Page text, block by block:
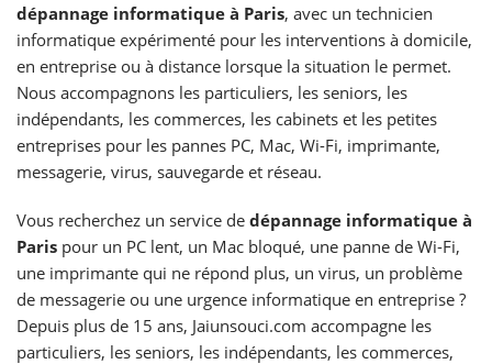
dépannage informatique à Paris, avec un technicien
informatique expérimenté pour les interventions à domicile,
en entreprise ou à distance lorsque la situation le permet.
Nous accompagnons les particuliers, les seniors, les
indépendants, les commerces, les cabinets et les petites
entreprises pour les pannes PC, Mac, Wi-Fi, imprimante,
messagerie, virus, sauvegarde et réseau.
Vous recherchez un service de dépannage informatique à
Paris pour un PC lent, un Mac bloqué, une panne de Wi-Fi,
une imprimante qui ne répond plus, un virus, un problème
de messagerie ou une urgence informatique en entreprise ?
Depuis plus de 15 ans, Jaiunsouci.com accompagne les
particuliers, les seniors, les indépendants, les commerces,